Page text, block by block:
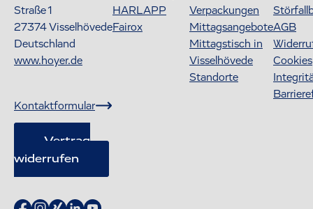
Straße 1
27374Visselhövede
Deutschland
www.hoyer.de
Kontaktformular
Vertrag
widerrufen
HARLAPP
Fairox
Verpackungen
Mittagsangebote
Mittagstisch in
Visselhövede
Standorte
AGB
Cookies